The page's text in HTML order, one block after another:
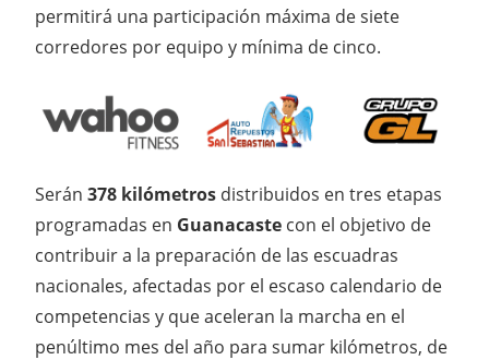
permitirá una participación máxima de siete
corredores por equipo y mínima de cinco.
Serán 378 kilómetros distribuidos en tres etapas
programadas en Guanacaste con el objetivo de
contribuir a la preparación de las escuadras
nacionales, afectadas por el escaso calendario de
competencias y que aceleran la marcha en el
penúltimo mes del año para sumar kilómetros, de